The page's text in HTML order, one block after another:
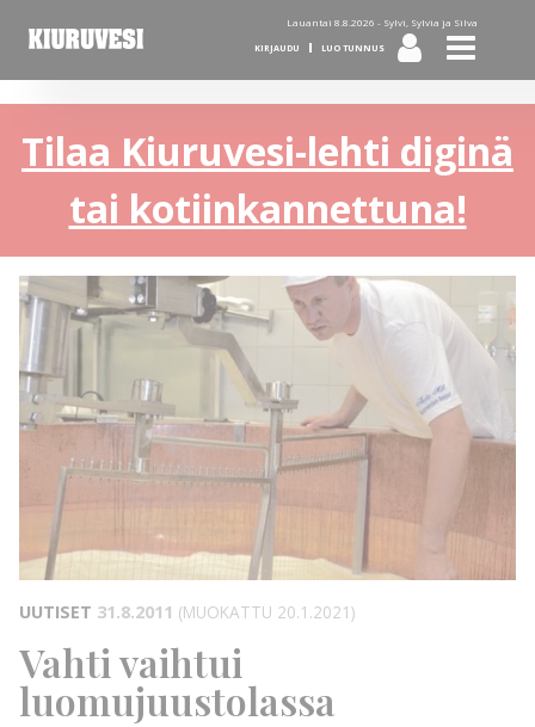
Lauantai 8.8.2026 - Sylvi, Sylvia ja Silva
KIRJAUDU LUO TUNNUS
Tilaa Kiuruvesi-lehti diginä
tai kotiinkannettuna!
UUTISET 31.8.2011 (MUOKATTU 20.1.2021)
Vahti vaihtui
luomujuustolassa